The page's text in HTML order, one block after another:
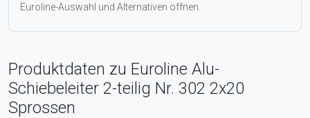
Euroline-Auswahl und Alternativen öffnen.
Produktdaten zu Euroline Alu-
Schiebeleiter 2-teilig Nr. 302 2x20
Sprossen